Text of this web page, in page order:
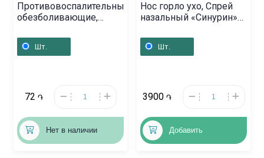
Противовоспалительные
обезболивающие,
мг, Վրաստան
Шт.
72 ֏
Нет в наличии
Нос горло ухо, Спрей
назальный «Синурин»
Шт.
3900 ֏
Добавить